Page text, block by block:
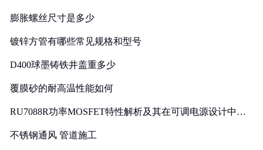
膨胀螺丝尺寸是多少
镀锌方管有哪些常见规格和型号
D400球墨铸铁井盖重多少
覆膜砂的耐高温性能如何
RU7088R功率MOSFET特性解析及其在可调电源设计中的
不锈钢通风 管道施工